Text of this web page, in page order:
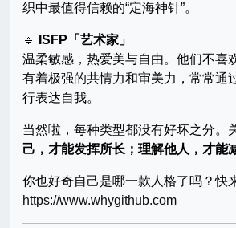
织中最值得信赖的“定海神针”。
🔹
ISFP「艺术家」
温柔敏感，热爱美与自由。他们不喜
有着极强的共情力和审美力，常常通
行表达自我。
当然啦，每种类型都没有好坏之分。
己，才能发挥所长；理解他人，才能
你也好奇自己是哪一款人格了吗？快
https://www.whygithub.com